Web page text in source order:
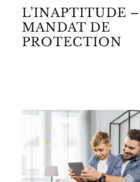
L’INAPTITUDE –
MANDAT DE
PROTECTION